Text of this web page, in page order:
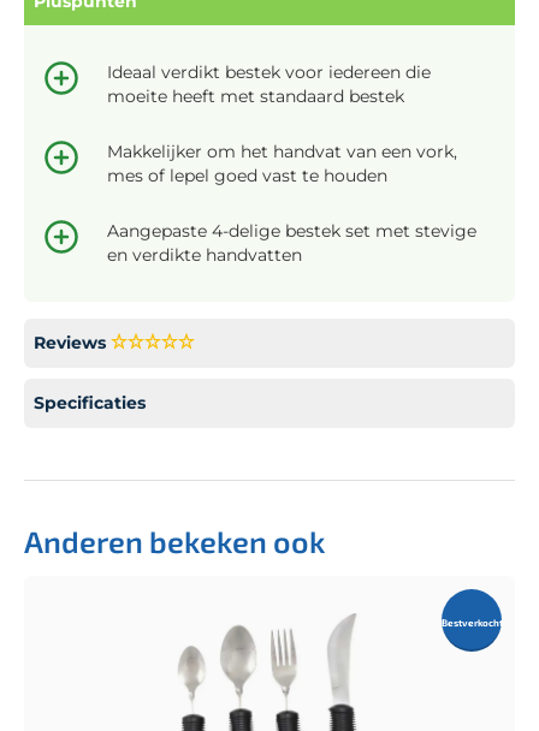
Ideaal verdikt bestek voor iedereen die
moeite heeft met standaard bestek
Makkelijker om het handvat van een vork,
mes of lepel goed vast te houden
Aangepaste 4-delige bestek set met stevige
en verdikte handvatten
Reviews
Specificaties
Anderen bekeken ook
Bestverkocht